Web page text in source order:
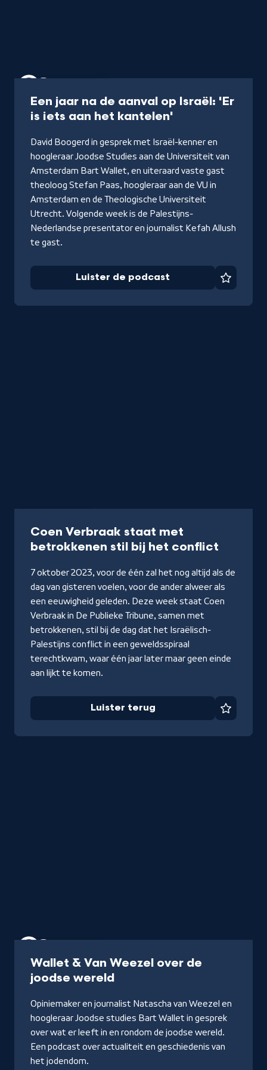
Een jaar na de aanval op Israël: 'Er
is iets aan het kantelen'
de
podcast
David Boogerd in gesprek met Israël-kenner en
hoogleraar Joodse Studies aan de Universiteit van
Amsterdam Bart Wallet, en uiteraard vaste gast
theoloog Stefan Paas, hoogleraar aan de VU in
Amsterdam en de Theologische Universiteit
Utrecht. Volgende week is de Palestijns-
Nederlandse presentator en journalist Kefah Allush
te gast.
Luister de podcast
Coen Verbraak staat met
betrokkenen stil bij het conflict
terug
7 oktober 2023, voor de één zal het nog altijd als de
dag van gisteren voelen, voor de ander alweer als
een eeuwigheid geleden. Deze week staat Coen
Verbraak in De Publieke Tribune, samen met
betrokkenen, stil bij de dag dat het Israëlisch-
Palestijns conflict in een geweldsspiraal
terechtkwam, waar één jaar later maar geen einde
aan lijkt te komen.
Luister terug
Wallet & Van Weezel over de
joodse wereld-
de
podcast
Opiniemaker en journalist Natascha van Weezel en
hoogleraar Joodse studies Bart Wallet in gesprek
over wat er leeft in en rondom de joodse wereld.
Een podcast over actualiteit en geschiedenis van
het jodendom.